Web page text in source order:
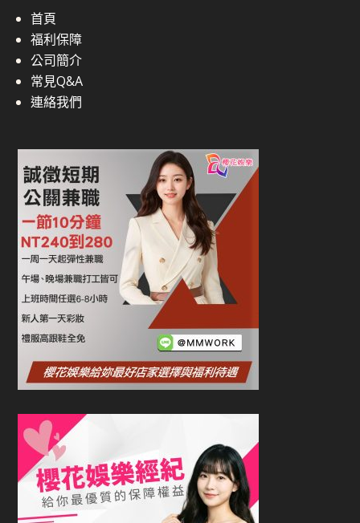
首頁
福利保障
公司簡介
常見Q&A
連絡我們